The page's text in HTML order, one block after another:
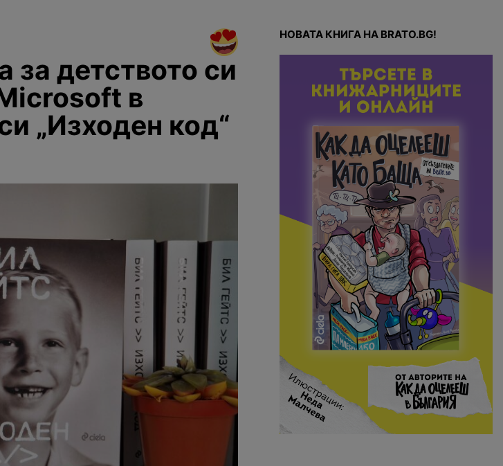
за детството си
в
„Изходен код“
НОВАТА КНИГА НА BRATO.BG!